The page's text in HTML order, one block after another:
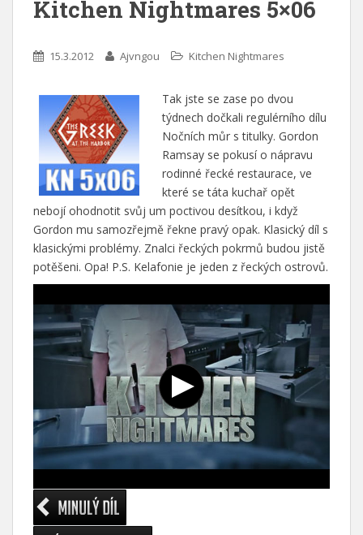
Kitchen Nightmares 5×06
15.3.2012 Ajvngou Kitchen Nightmares
Tak jste se zase po dvou
týdnech dočkali regulérního dílu
Nočních můr s titulky. Gordon
Ramsay se pokusí o nápravu
rodinné řecké restaurace, ve
které se táta kuchař opět
nebojí ohodnotit svůj um poctivou desítkou, i když
Gordon mu samozřejmě řekne pravý opak. Klasický díl s
klasickými problémy. Znalci řeckých pokrmů budou jistě
potěšeni. Opa! P.S. Kelafonie je jeden z řeckých ostrovů.